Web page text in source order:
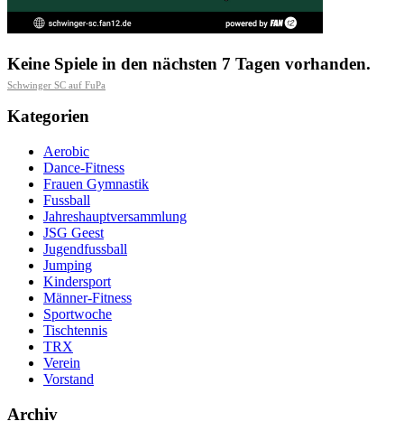
Keine Spiele in den nächsten 7 Tagen vorhanden.
Schwinger SC auf FuPa
Kategorien
Aerobic
Dance-Fitness
Frauen Gymnastik
Fussball
Jahreshauptversammlung
JSG Geest
Jugendfussball
Jumping
Kindersport
Männer-Fitness
Sportwoche
Tischtennis
TRX
Verein
Vorstand
Archiv